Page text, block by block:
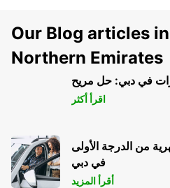
Our Blog articles
Northern Emirates
في دبي: حل مريح
اقرأ أكثر
من الدرجة الأولى
في دبي
أقرأ المزيد